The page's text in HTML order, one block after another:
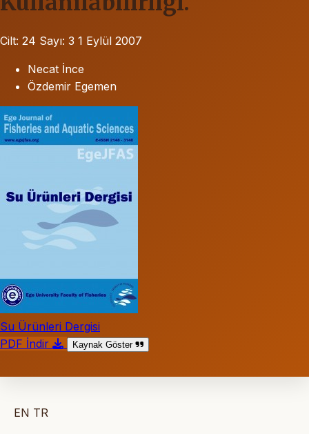
Cilt: 24 Sayı: 3 1 Eylül 2007
Necat İnce
Özdemir Egemen
Su Ürünleri Dergisi
PDF İndir
Kaynak Göster
EN TR